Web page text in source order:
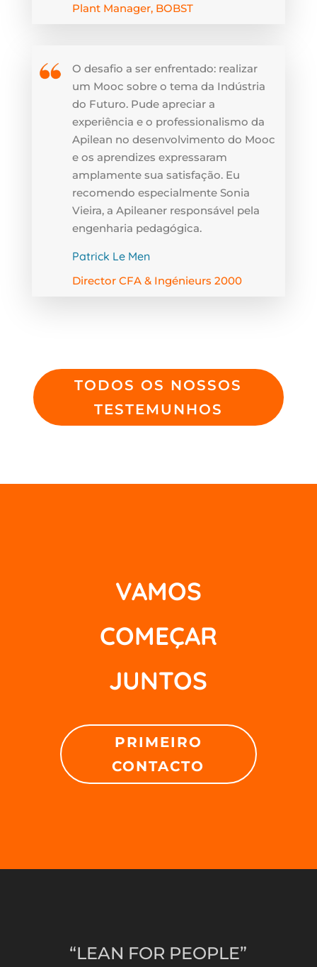
Plant Manager, BOBST
O desafio a ser enfrentado: realizar
um Mooc sobre o tema da Indústria
do Futuro. Pude apreciar a
experiência e o professionalismo da
Apilean no desenvolvimento do Mooc
e os aprendizes expressaram
amplamente sua satisfação. Eu
recomendo especialmente Sonia
Vieira, a Apileaner responsável pela
engenharia pedagógica.
Patrick Le Men
Director CFA & Ingénieurs 2000
TODOS OS NOSSOS
TESTEMUNHOS
VAMOS
COMEÇAR
JUNTOS
PRIMEIRO
CONTACTO
“LEAN FOR PEOPLE”